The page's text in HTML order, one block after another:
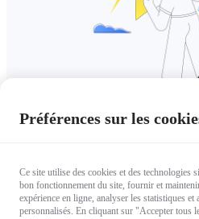
Préférences sur les
Ce site utilise des cookies et des
bon fonctionnement du site, fournir et
expérience en ligne, analyser les statistiques
personnalisés. En cliquant sur "Accepter tous